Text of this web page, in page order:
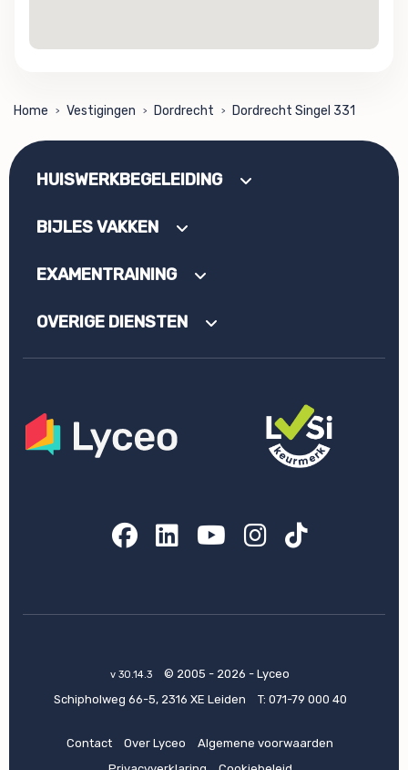
Home > Vestigingen > Dordrecht > Dordrecht Singel 331
HUISWERKBEGELEIDING
BIJLES VAKKEN
EXAMENTRAINING
OVERIGE DIENSTEN
Facebook
LinkedIn
YouTube
Instagram
TikTok
v 30.14.3
© 2005 - 2026 - Lyceo
Schipholweg 66-5, 2316 XE Leiden
T: 071-79 000 40
Contact Over Lyceo
Algemene voorwaarden